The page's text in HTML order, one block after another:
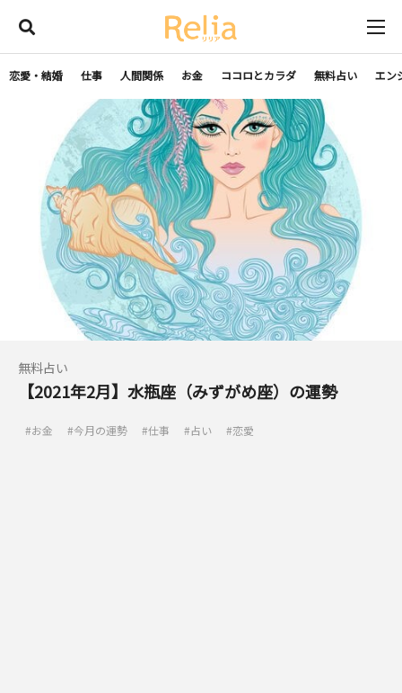
恋愛・結婚 仕事 人間関係 お金 ココロとカラダ 無料占い エン
無料占い
【2021年2月】水瓶座（みずがめ座）の運勢
お金 今月の運勢 仕事 占い 恋愛